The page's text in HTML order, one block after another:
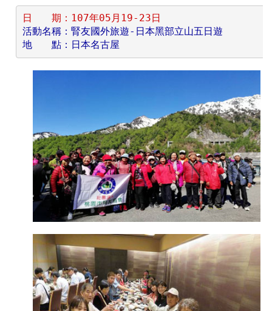
日　　期：107年05月19-23日
活動名稱：腎友國外旅遊-日本黑部立山五日遊
地　　點：日本名古屋